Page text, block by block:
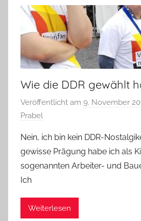
Wie die DDR gewählt
Veröffentlicht am 9. November
Prabel
Nein, ich bin kein DDR-
gewisse Prägung habe ich als
sogenannten Arbeiter- und
Ich
Weiterlesen